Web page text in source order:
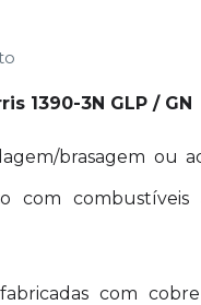
1390-3N GLP / GN
brasagem ou
com combustíveis
com